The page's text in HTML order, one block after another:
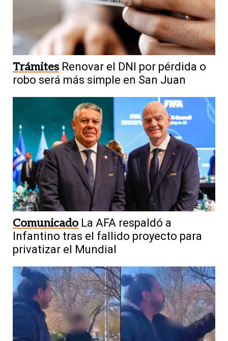
Trámites Renovar el DNI por pérdida o
robo será más simple en San Juan
Comunicado La AFA respaldó a
Infantino tras el fallido proyecto para
privatizar el Mundial